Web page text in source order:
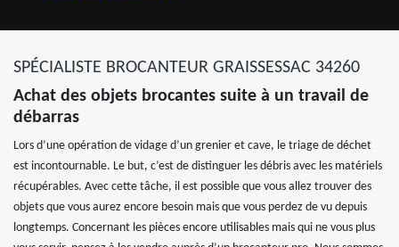
SPÉCIALISTE BROCANTEUR GRAISSESSAC 34260
Achat des objets brocantes suite à un travail de
débarras
Lors d’une opération de vidage d’un grenier et cave, le triage de déchet
est incontournable. Le but, c’est de distinguer les débris avec les matériels
récupérables. Avec cette tâche, il est possible que vous allez trouver des
objets que vous aurez encore besoin mais que vous perdez de vu depuis
longtemps. Concernant les pièces encore utilisables mais qui ne vous plus